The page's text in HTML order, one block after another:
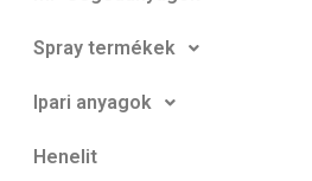
Spray termékek
Ipari anyagok
Henelit